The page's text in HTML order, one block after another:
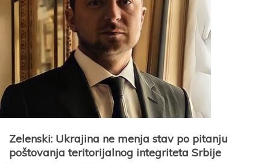
Zelenski: Ukrajina ne menja stav po pitanju
poštovanja teritorijalnog integriteta Srbije